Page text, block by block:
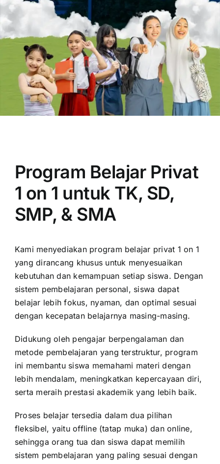
OUR PROGRAM
REGISTRATION
Program Belajar Privat
1 on 1 untuk TK, SD,
SMP, & SMA
Kami menyediakan program belajar privat 1 on 1
yang dirancang khusus untuk menyesuaikan
kebutuhan dan kemampuan setiap siswa. Dengan
sistem pembelajaran personal, siswa dapat
belajar lebih fokus, nyaman, dan optimal sesuai
dengan kecepatan belajarnya masing-masing.
Didukung oleh pengajar berpengalaman dan
metode pembelajaran yang terstruktur, program
ini membantu siswa memahami materi dengan
lebih mendalam, meningkatkan kepercayaan diri,
serta meraih prestasi akademik yang lebih baik.
Proses belajar tersedia dalam dua pilihan
fleksibel, yaitu offline (tatap muka) dan online,
sehingga orang tua dan siswa dapat memilih
sistem pembelajaran yang paling sesuai dengan